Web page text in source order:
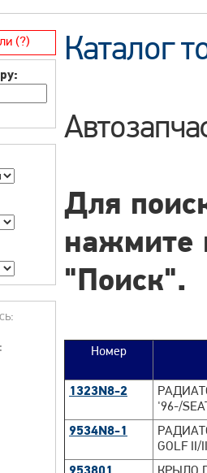
(?) Каталог
Для
нажмите
"Поиск".
Номер
1323N8-2
'96-/
9534N8-1
GOLF II/